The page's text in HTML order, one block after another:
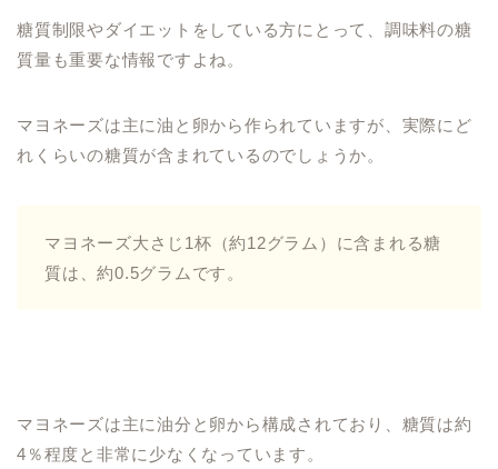
糖質制限やダイエットをしている方にとって、調味料の糖
質量も重要な情報ですよね。
マヨネーズは主に油と卵から作られていますが、実際にど
れくらいの糖質が含まれているのでしょうか。
マヨネーズ大さじ1杯（約12グラム）に含まれる糖
質は、約0.5グラムです。
マヨネーズは主に油分と卵から構成されており、糖質は約
4％程度と非常に少なくなっています。